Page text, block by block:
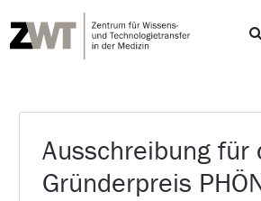
Ausschreibung für
Gründerpreis